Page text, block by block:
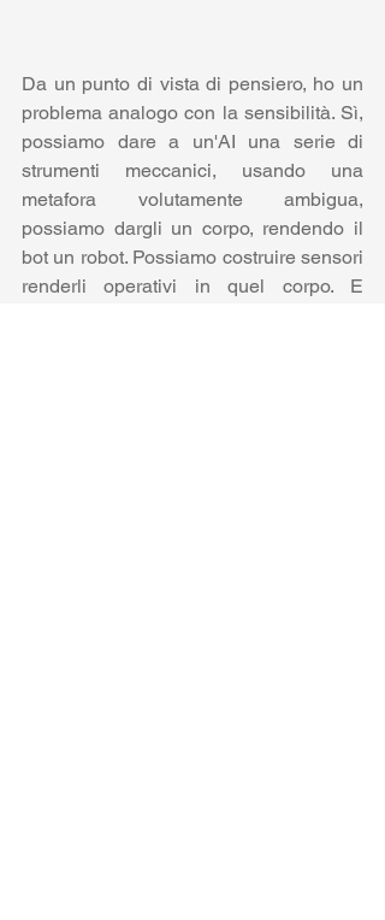
Da un punto di vista di pensiero, ho un
problema analogo con la sensibilità. Sì,
possiamo dare a un'AI una serie di
strumenti meccanici, usando una
metafora volutamente ambigua,
possiamo dargli un corpo, rendendo il
bot un robot. Possiamo costruire sensori
renderli operativi in quel corpo. E